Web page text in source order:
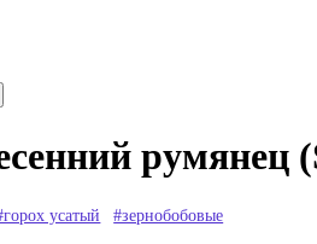
румянец
усатый #зернобобовые